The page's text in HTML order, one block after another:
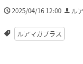
2025/04/16 12:00 ル
ルアマガプラス